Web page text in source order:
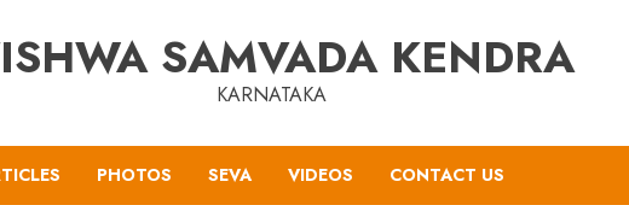
SAMVADA KENDRA
KARNATAKA
PHOTOS SEVA VIDEOS CONTACT US